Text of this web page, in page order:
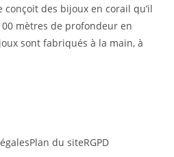
conçoit des bijoux en corail qu’il
mètres de profondeur en
sont fabriqués à la main, à
Plan du siteRGPD